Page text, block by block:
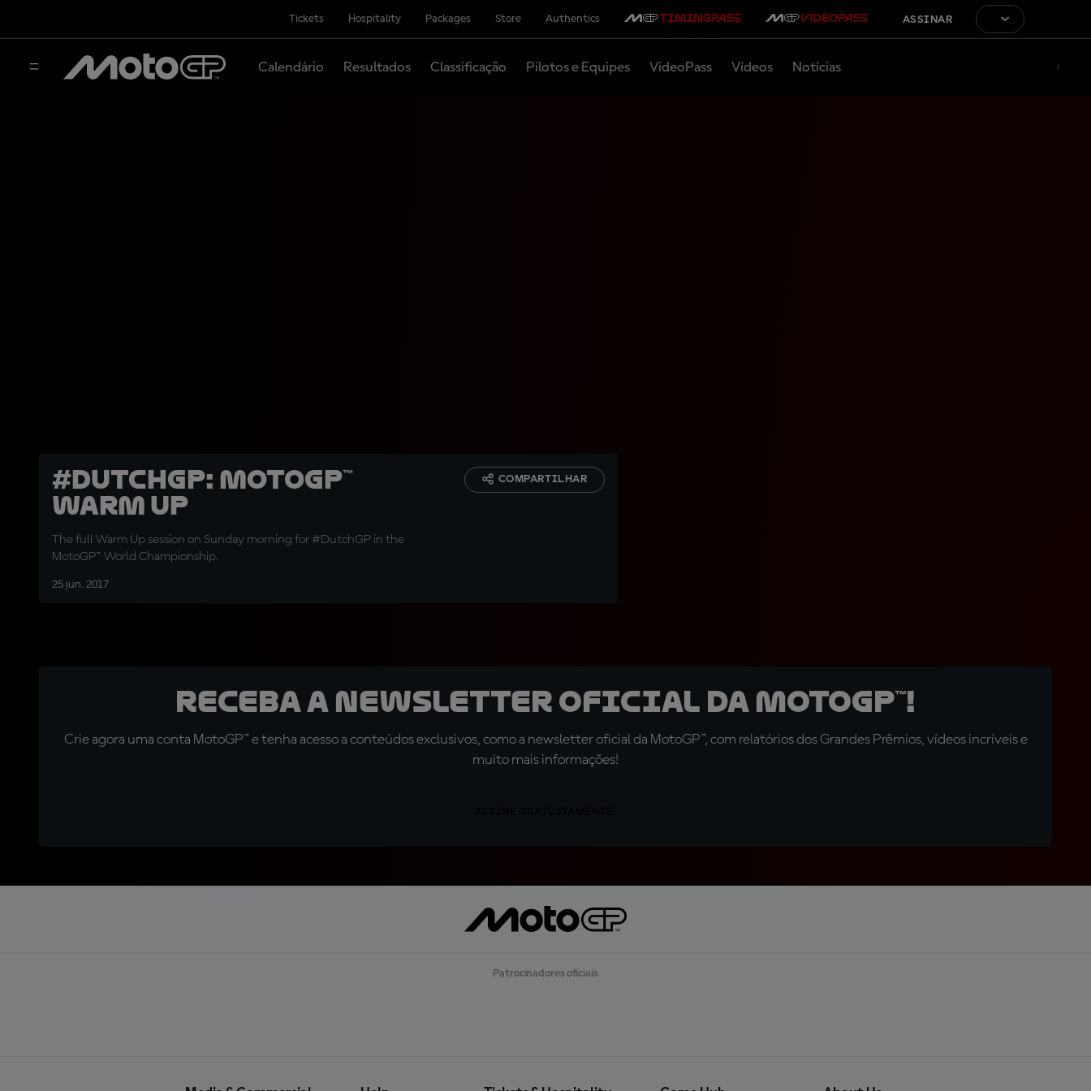
Tickets Hospitality Packages Store Authentics ASSINAR
Calendário Resultados Classificação Pilotos e Equipes VideoPass Vídeos Notícias
#DutchGP: MotoGP™
Warm Up
The full Warm Up session on Sunday morning for #DutchGP in the
MotoGP™ World Championship.
25 jun. 2017
COMPARTILHAR
Receba a newsletter oficial da MotoGP™!
Crie agora uma conta MotoGP™ e tenha acesso a conteúdos exclusivos, como a newsletter oficial da MotoGP™, com relatórios dos Grandes Prêmios, vídeos incríveis e
muito mais informações!
Patrocinadores oficiais